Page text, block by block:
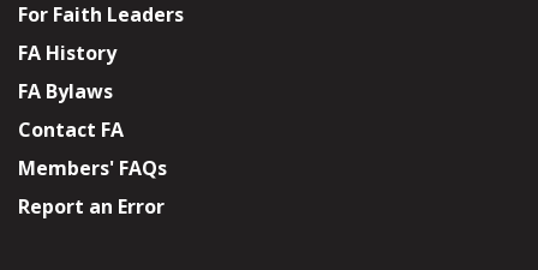
For Faith Leaders
FA History
FA Bylaws
Contact FA
Members' FAQs
Report an Error